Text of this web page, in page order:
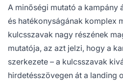
A minőségi mutató a kampány
és hatékonyságának komplex
kulcsszavak nagy részének
mutatója, az azt jelzi, hogy a
szerkezete – a kulcsszavak
hirdetésszövegen át a landing